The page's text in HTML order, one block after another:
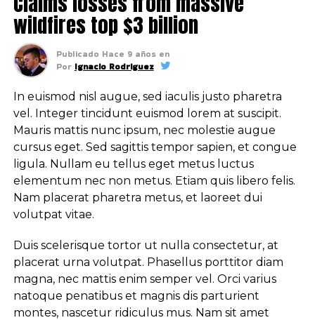
wildfires top $3 billion
Publicado Hace 9 años en
Por Ignacio Rodriguez
In euismod nisl augue, sed iaculis justo pharetra
vel. Integer tincidunt euismod lorem at suscipit.
Mauris mattis nunc ipsum, nec molestie augue
cursus eget. Sed sagittis tempor sapien, et congue
ligula. Nullam eu tellus eget metus luctus
elementum nec non metus. Etiam quis libero felis.
Nam placerat pharetra metus, et laoreet dui
volutpat vitae.
Duis scelerisque tortor ut nulla consectetur, at
placerat urna volutpat. Phasellus porttitor diam
magna, nec mattis enim semper vel. Orci varius
natoque penatibus et magnis dis parturient
montes, nascetur ridiculus mus. Nam sit amet